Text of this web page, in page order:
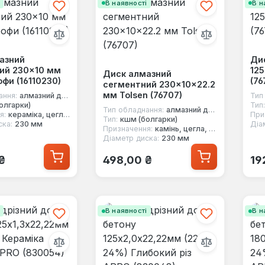
230×10 мм
(16110230)
алмазний диск
кераміка, цегла, бетон, граніт, шифер, мармур, черепиця
230 мм
В наявності
Диск алмазний
сегментний 230×10×22.2
мм Tolsen (76707)
Тип обладнання: алмазний диск
Тип: кшм (болгарки)
Призначення: камінь, цегла, бетон
Діаметр диска: 230 мм
Звичайна ціна:
498,00 ₴
В
Тип:
В наявності В